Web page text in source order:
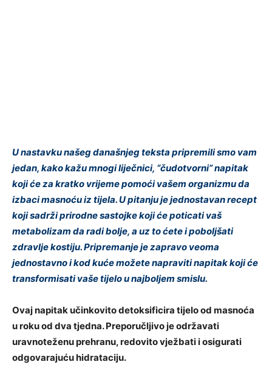
U nastavku našeg današnjeg teksta pripremili smo vam
jedan, kako kažu mnogi liječnici, “čudotvorni” napitak
koji će za kratko vrijeme pomoći vašem organizmu da
izbaci masnoću iz tijela. U pitanju je jednostavan recept
koji sadrži prirodne sastojke koji će poticati vaš
metabolizam da radi bolje, a uz to ćete i poboljšati
zdravlje kostiju. Pripremanje je zapravo veoma
jednostavno i kod kuće možete napraviti napitak koji će
transformisati vaše tijelo u najboljem smislu.
Ovaj napitak učinkovito detoksificira tijelo od masnoća
u roku od dva tjedna. Preporučljivo je održavati
uravnoteženu prehranu, redovito vježbati i osigurati
odgovarajuću hidrataciju.